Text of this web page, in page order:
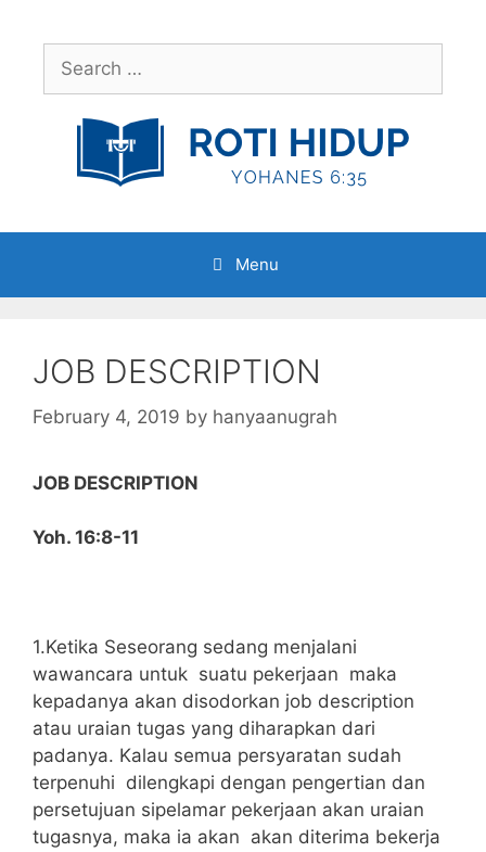
contentSearch
for:
Menu
JOB DESCRIPTION
February 4, 2019 by hanyaanugrah
JOB DESCRIPTION
Yoh. 16:8-11
1.Ketika Seseorang sedang menjalani
wawancara untuk suatu pekerjaan maka
kepadanya akan disodorkan job description
atau uraian tugas yang diharapkan dari
padanya. Kalau semua persyaratan sudah
terpenuhi dilengkapi dengan pengertian dan
persetujuan sipelamar pekerjaan akan uraian
tugasnya, maka ia akan akan diterima bekerja